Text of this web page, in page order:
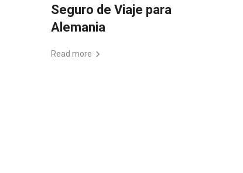
Seguro de Viaje para
Alemania
Read more